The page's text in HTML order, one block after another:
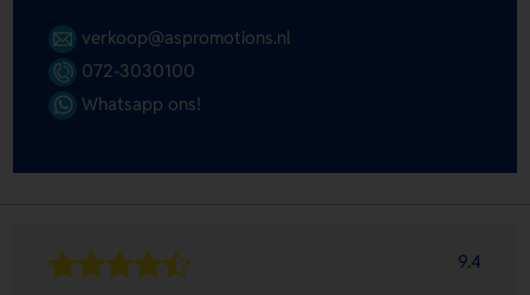
verkoop@aspromotions.nl
072-3030100
Whatsapp ons!
9.4